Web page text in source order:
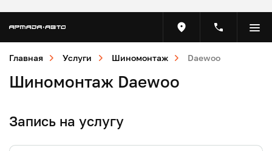
Главная Услуги Шиномонтаж Daewoo
Шиномонтаж Daewoo
Запись на услугу